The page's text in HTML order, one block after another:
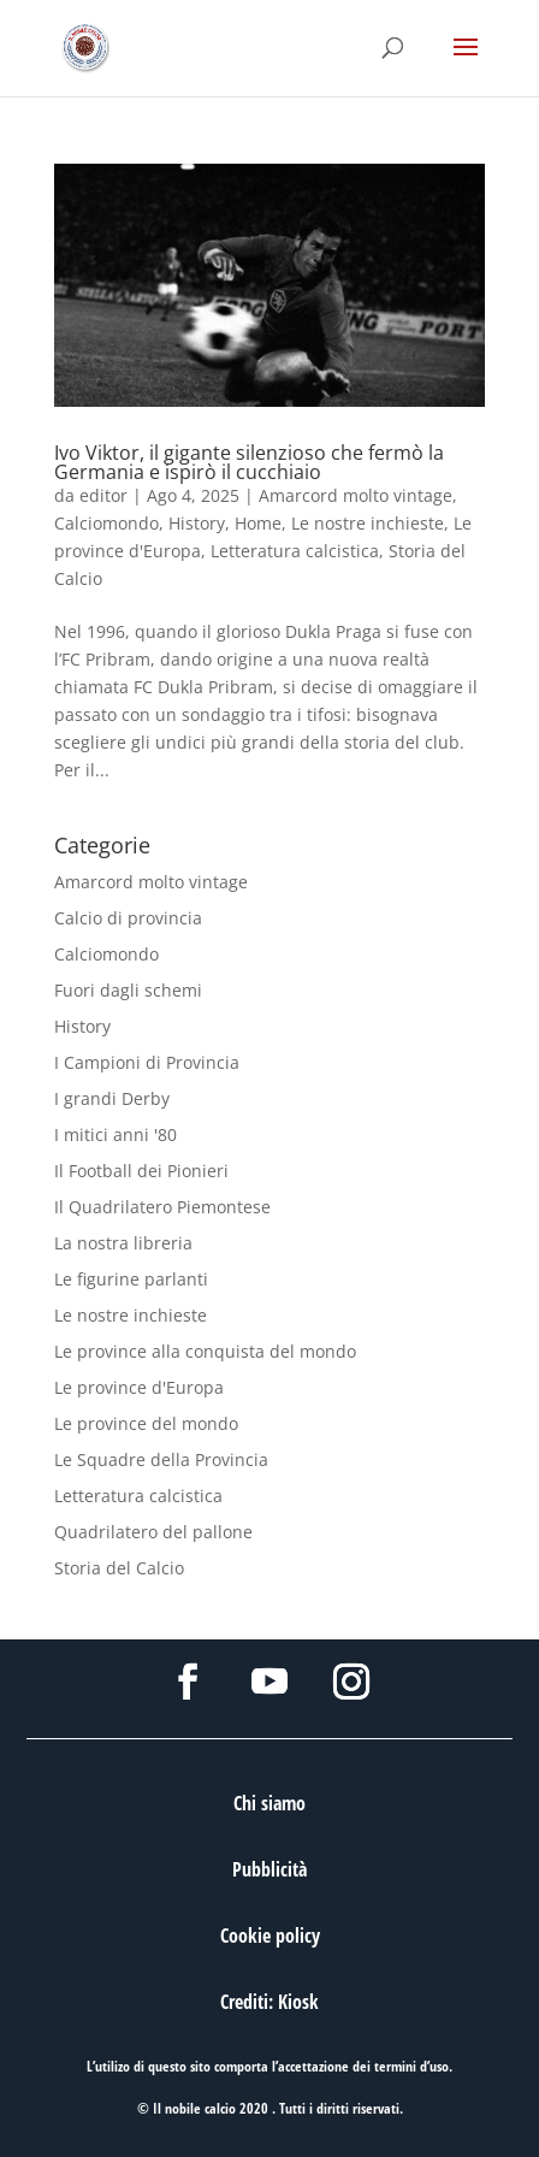
Ivo Viktor, il gigante silenzioso che fermò la
Germania e ispirò il cucchiaio
da editor| Ago 4, 2025| Amarcord molto vintage,
Calciomondo, History, Home, Le nostre inchieste, Le
province d'Europa, Letteratura calcistica, Storia del
Calcio
Nel 1996, quando il glorioso Dukla Praga si fuse con
l’FC Pribram, dando origine a una nuova realtà
chiamata FC Dukla Pribram, si decise di omaggiare il
passato con un sondaggio tra i tifosi: bisognava
scegliere gli undici più grandi della storia del club.
Per il...
Categorie
Amarcord molto vintage
Calcio di provincia
Calciomondo
Fuori dagli schemi
History
I Campioni di Provincia
I grandi Derby
I mitici anni '80
Il Football dei Pionieri
Il Quadrilatero Piemontese
La nostra libreria
Le figurine parlanti
Le nostre inchieste
Le province alla conquista del mondo
Le province d'Europa
Le province del mondo
Le Squadre della Provincia
Letteratura calcistica
Quadrilatero del pallone
Storia del Calcio
Chi siamo
Pubblicità
Cookie policy
Crediti: Kiosk
L’utilizo di questo sito comporta l’accettazione deitermini d’uso.
© Il nobile calcio 2020 . Tutti i diritti riservati.